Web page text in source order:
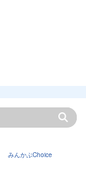
みんかぶChoice